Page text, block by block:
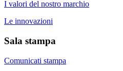
I valori del nostro marchio
Le innovazioni
Sala stampa
Comunicati stampa